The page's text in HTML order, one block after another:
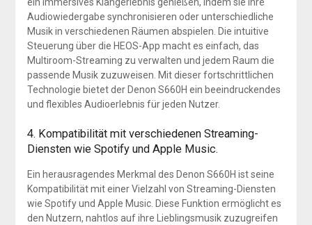
Audiowiedergabe synchronisieren oder unterschiedliche
Musik in verschiedenen Räumen abspielen. Die intuitive
Steuerung über die HEOS-App macht es einfach, das
Multiroom-Streaming zu verwalten und jedem Raum die
passende Musik zuzuweisen. Mit dieser fortschrittlichen
Technologie bietet der Denon S660H ein beeindruckendes
und flexibles Audioerlebnis für jeden Nutzer.
4. Kompatibilität mit verschiedenen Streaming-
Diensten wie Spotify und Apple Music.
Ein herausragendes Merkmal des Denon S660H ist seine
Kompatibilität mit einer Vielzahl von Streaming-Diensten
wie Spotify und Apple Music. Diese Funktion ermöglicht es
den Nutzern, nahtlos auf ihre Lieblingsmusik zuzugreifen